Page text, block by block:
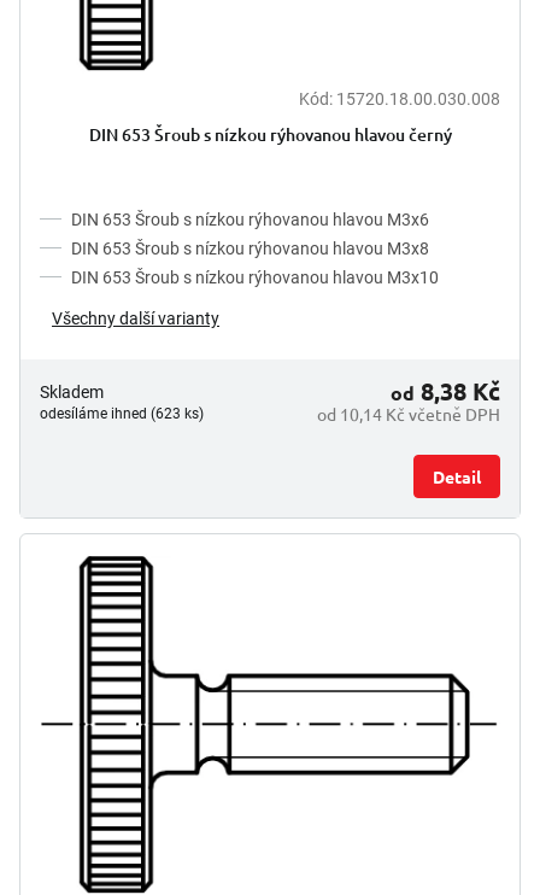
Kód: 15720.18.00.030.008
DIN 653 Šroub s nízkou rýhovanou hlavou černý
DIN 653 Šroub s nízkou rýhovanou hlavou M3x6
DIN 653 Šroub s nízkou rýhovanou hlavou M3x8
DIN 653 Šroub s nízkou rýhovanou hlavou M3x10
Všechny další varianty
Skladem
odesíláme ihned (623 ks) od 10,14 Kč včetně DPH
od 8,38 Kč
Detail